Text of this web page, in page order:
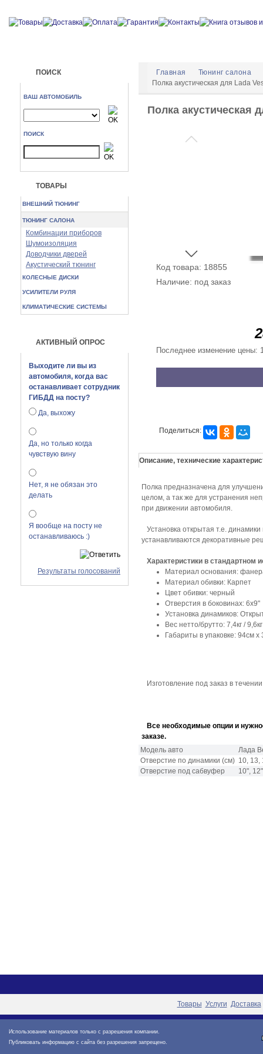
ПОИСК
ВАШ АВТОМОБИЛЬ
ПОИСК
ТОВАРЫ
ВНЕШНИЙ ТЮНИНГ
ТЮНИНГ САЛОНА
Комбинации приборов
Шумоизоляция
Доводчики дверей
Акустический тюнинг
КОЛЕСНЫЕ ДИСКИ
УСИЛИТЕЛИ РУЛЯ
КЛИМАТИЧЕСКИЕ СИСТЕМЫ
АКТИВНЫЙ ОПРОС
Выходите ли вы из
автомобиля, когда вас
останавливает сотрудник
ГИБДД на посту?
Да, выхожу
Да, но только когда
чувствую вину
Нет, я не обязан это
делать
Я вообще на посту не
останавливаюсь :)
Результаты голосований
Главная
Тюнинг салона
Полка акустическая для Lada
Полка акустическая
Код товара: 18855
Наличие: под заказ
Последнее изменение цены:
Поделиться:
Описание, технические
Полка предназначена для
целом, а так же для устранения
при движении автомобиля.
Установка открытая т.е.
устанавливаются декоративные
Характеристики в стандартном
Материал основания:
Материал обивки: Карпет
Цвет обивки: черный
Отверстия в боковинах: 6х9"
Установка динамиков:
Вес нетто/брутто: 7,4кг / 9,6кг
Габариты в упаковке: 94см х
Изготовление под заказ в
Все необходимые опции и
заказе.
Модель авто
Лада
Отверстие по динамики (см) 10, 13,
Отверстие под сабвуфер
10",
Товары Услуги Доставка
Использование материалов только с разрешения компании.
Публиковать информацию с сайта без разрешения запрещено.